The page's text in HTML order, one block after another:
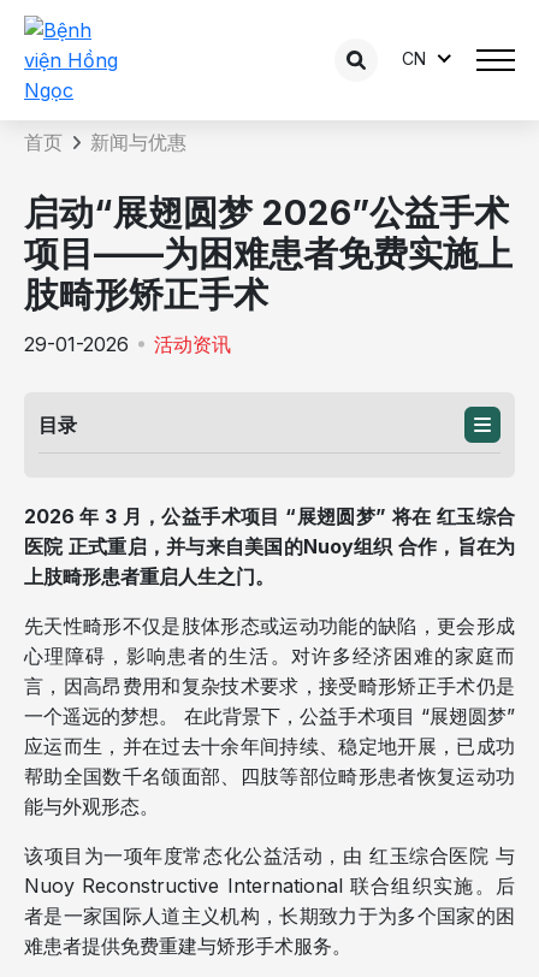
CN
新闻详情
首页 新闻与优惠
启动“展翅圆梦 2026”公益手术
项目——为困难患者免费实施上
肢畸形矫正手术
29-01-2026 活动资讯
目录
2026 年 3 月，公益手术项目 “展翅圆梦” 将在 红玉综合
医院 正式重启，并与来自美国的Nuoy组织 合作，旨在为
上肢畸形患者重启人生之门。
先天性畸形不仅是肢体形态或运动功能的缺陷，更会形成
心理障碍，影响患者的生活。对许多经济困难的家庭而
言，因高昂费用和复杂技术要求，接受畸形矫正手术仍是
一个遥远的梦想。 在此背景下，公益手术项目 “展翅圆梦”
应运而生，并在过去十余年间持续、稳定地开展，已成功
帮助全国数千名颌面部、四肢等部位畸形患者恢复运动功
能与外观形态。
该项目为一项年度常态化公益活动，由 红玉综合医院 与
Nuoy Reconstructive International 联合组织实施。后
者是一家国际人道主义机构，长期致力于为多个国家的困
难患者提供免费重建与矫形手术服务。